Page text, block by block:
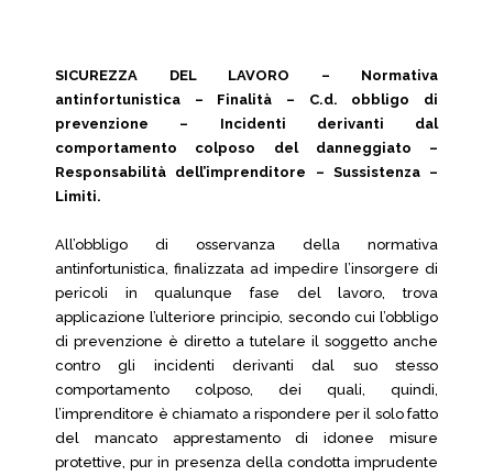
SICUREZZA DEL LAVORO – Normativa
antinfortunistica – Finalità – C.d. obbligo di
prevenzione – Incidenti derivanti dal
comportamento colposo del danneggiato –
Responsabilità dell’imprenditore – Sussistenza –
Limiti.
All’obbligo di osservanza della normativa
antinfortunistica, finalizzata ad impedire l’insorgere di
pericoli in qualunque fase del lavoro, trova
applicazione l’ulteriore principio, secondo cui l’obbligo
di prevenzione è diretto a tutelare il soggetto anche
contro gli incidenti derivanti dal suo stesso
comportamento colposo, dei quali, quindi,
l’imprenditore è chiamato a rispondere per il solo fatto
del mancato apprestamento di idonee misure
protettive, pur in presenza della condotta imprudente